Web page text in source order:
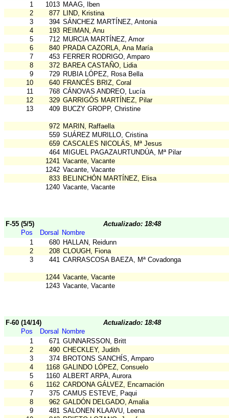
1
1013 MAAG, Iben
2
877 LIND, Kristina
3
394 SÁNCHEZ MARTÍNEZ, Antonia
4
193 REIMAN, Anu
5
712 MURCIA MARTÍNEZ, Amor
6
840 PRADA CAZORLA, Ana María
7
453 FERRER RODRIGO, Amparo
8
372 BAREA CASTAÑO, Lidia
9
729 RUBIA LÓPEZ, Rosa Bella
10
640 FRANCÉS BRIZ, Coral
11
768 CÁNOVAS ANDREO, Lucía
12
329 GARRIGÓS MARTÍNEZ, Pilar
13
409 BUCZY GROPP, Christine
972 MARIN, Raffaella
559 SUÁREZ MURILLO, Cristina
659 CASCALES NICOLÁS, Mª Jesus
464 MIGUEL PAGAZAURTUNDÚA, Mª Pilar
1241 Vacante, Vacante
1242 Vacante, Vacante
833 BELINCHÓN MARTÍNEZ, Elisa
1240 Vacante, Vacante
F-55 (5/5)
Actualizado: 18:48
Pos
Dorsal
Nombre
1
680 HALLAN, Reidunn
2
208 CLOUGH, Fiona
3
441 CARRASCOSA BAEZA, Mª Covadonga
1244 Vacante, Vacante
1243 Vacante, Vacante
F-60 (14/14)
Actualizado: 18:48
Pos
Dorsal
Nombre
1
671 GUNNARSSON, Britt
2
490 CHECKLEY, Judith
3
374 BROTONS SANCHÍS, Amparo
4
1168 GALINDO LÓPEZ, Consuelo
5
1160 ALBERT ARPA, Aurora
6
1162 CARDONA GÁLVEZ, Encarnación
7
375 CAMUS ESTEVE, Paqui
8
962 GALDÓN DELGADO, Amalia
9
481 SALONEN KLAAVU, Leena